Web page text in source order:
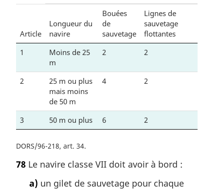
Article
Longueur du
navire
Bouées
de
sauvetage
Lignes de
sauvetage
flottantes
1
Moins de 25
m
2 2
2
25 m ou plus
mais moins
de 50 m
4 2
3 50 m ou plus 6 2
DORS/96-218, art. 34
78 Le navire classe VII doit avoir à bord :
a) un gilet de sauvetage pour chaque